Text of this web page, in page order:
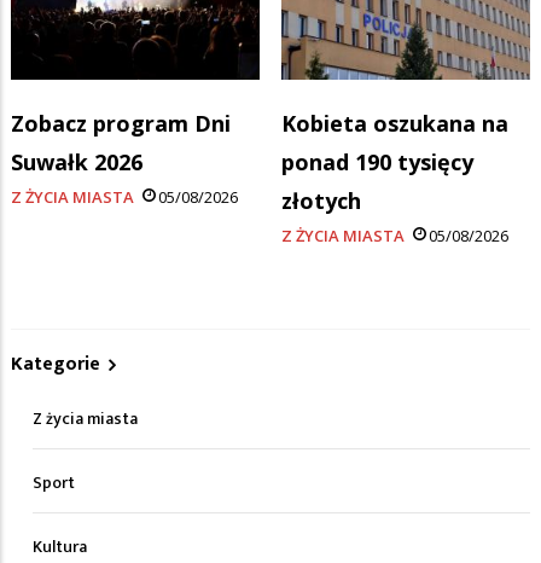
Zobacz program Dni
Suwałk 2026
Z ŻYCIA MIASTA 05/08/2026
Kobieta oszukana na
ponad 190 tysięcy
złotych
Z ŻYCIA MIASTA 05/08/2026
Kategorie
Z życia miasta
Sport
Kultura